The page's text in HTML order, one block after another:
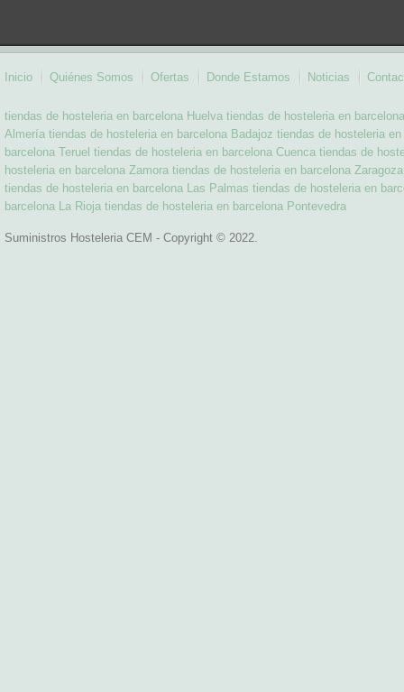
Inicio Quiénes Somos Ofertas Donde Estamos Noticias
tiendas de hosteleria en barcelona Huelva tiendas de hosteleria en
Almería tiendas de hosteleria en barcelona Badajoz tiendas de hosteleria
barcelona Teruel tiendas de hosteleria en barcelona Cuenca tiendas de
hosteleria en barcelona Zamora tiendas de hosteleria en barcelona Zaragoza
tiendas de hosteleria en barcelona Las Palmas tiendas de hosteleria en
barcelona La Rioja tiendas de hosteleria en barcelona Pontevedra
Suministros Hosteleria CEM - Copyright © 2022.